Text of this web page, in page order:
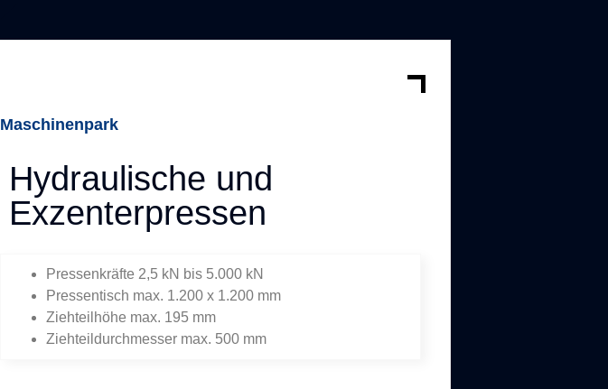
Maschinenpark
Hydraulische und
Exzenterpressen
Pressenkräfte 2,5 kN bis 5.000 kN
Pressentisch max. 1.200 x 1.200 mm
Ziehteilhöhe max. 195 mm
Ziehteildurchmesser max. 500 mm